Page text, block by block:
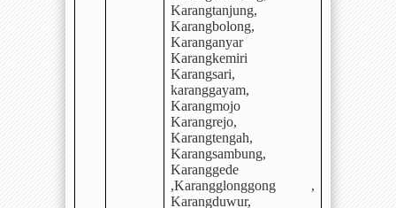
Karangtanjung,
Karangbolong,
Karanganyar
Karangkemiri
Karangsari,
karanggayam,
Karangmojo
Karangrejo,
Karangtengah,
Karangsambung,
Karanggede
,Karangglonggong ,
Karangduwur,